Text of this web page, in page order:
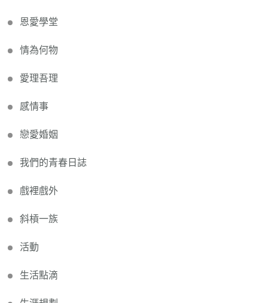
恩愛學堂
情為何物
愛理吾理
感情事
戀愛婚姻
我們的青春日誌
戲裡戲外
斜槓一族
活動
生活點滴